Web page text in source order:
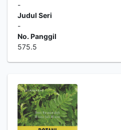
-
Judul Seri
-
No. Panggil
575.5